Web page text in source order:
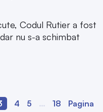
Codul Rutier a fost
nu s-a schimbat
4 5 … 18
Pagina